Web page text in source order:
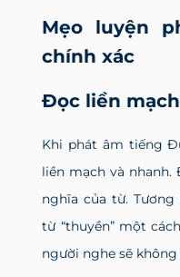
Mẹo luyện
chính xác
Đọc liền
Khi phát âm tiếng
liền mạch và
nghĩa của từ.
từ “thuyền” một
người nghe sẽ